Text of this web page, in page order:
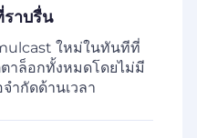
าบรื่น
ใหม่ในทันทีที่
าล็อกทั้งหมดโดยไม่มี
ำกัดด้านเวลา